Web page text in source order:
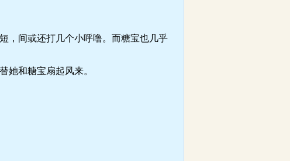
间或还打几个小呼噜。而糖宝也几乎
和糖宝扇起风来。